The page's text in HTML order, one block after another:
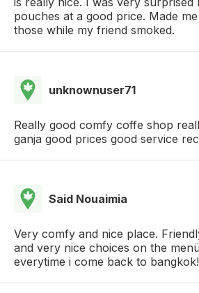
pouches at a good price. Made
those while my friend smoked.
unknownuser71
Really good comfy coffe shop
ganja good prices good service
Said Nouaimia
Very comfy and nice place.
and very nice choices on the
everytime i come back to bangkok!